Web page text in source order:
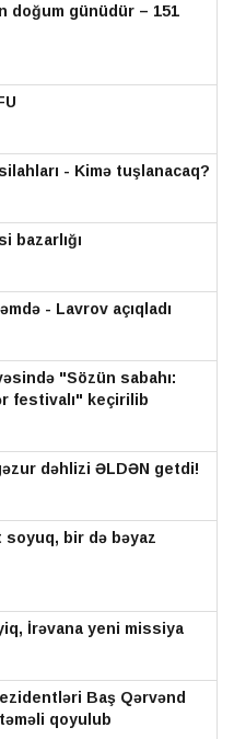
doğum günüdür – 151
- Kimə tuşlanacaq?
bazarlığı
- Lavrov açıqladı
"Sözün sabahı:
festivalı" keçirilib
dəhlizi ƏLDƏN getdi!
soyuq, bir də bəyaz
İrəvana yeni missiya
Baş Qərvənd
qoyulub